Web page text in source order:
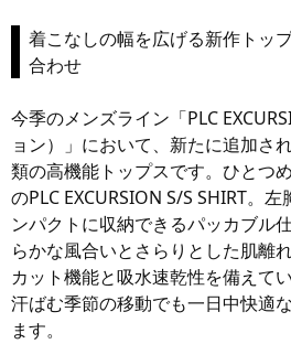
着こなしの幅を広げる新作トッ
合わせ
今季のメンズライン「PLC
ョン）」において、新たに追加さ
類の高機能トップスです。ひとつ
のPLC EXCURSION S/S SHIRT。
ンパクトに収納できるパッカブル
らかな風合いとさらりとした肌離
カット機能と吸水速乾性を備えて
汗ばむ季節の移動でも一日中快適
ます。